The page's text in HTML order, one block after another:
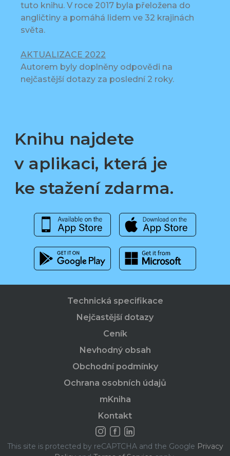
tuto knihu. V roce 2017 byla přeložena do
angličtiny a pomáhá lidem ve 32 krajinách
světa.
AKTUALIZACE 2022
Autorem byly doplněny odpovědi na
nejčastější dotazy za poslední 2 roky.
Knihu najdete
v aplikaci, která je
ke stažení zdarma.
Technická specifikace
Nejčastější dotazy
Ceník
Nevhodný obsah
Obchodní podmínky
Ochrana osobních údajů
mKniha
Kontakt
This site is protected by reCAPTCHA and the Google Privacy